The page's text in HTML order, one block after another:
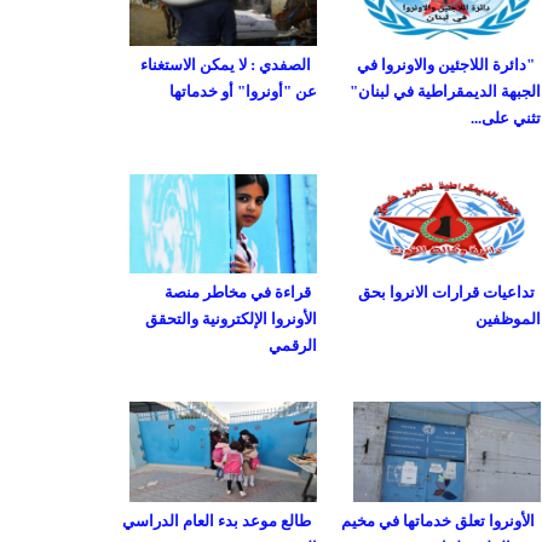
الصفدي : لا يمكن الاستغناء
عن "أونروا" أو خدماتها
"دائرة اللاجئين والاونروا في
الجبهة الديمقراطية في لبنان"
تثني على...
قراءة في مخاطر منصة
الأونروا الإلكترونية والتحقق
الرقمي
تداعيات قرارات الانروا بحق
الموظفين
طالع موعد بدء العام الدراسي
الأونروا تعلق خدماتها في مخيم